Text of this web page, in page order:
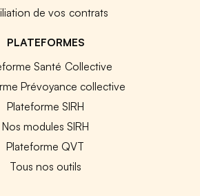
de vos contrats
PLATEFORMES
Santé Collective
Prévoyance collective
Plateforme SIRH
Nos modules SIRH
Plateforme QVT
Tous nos outils